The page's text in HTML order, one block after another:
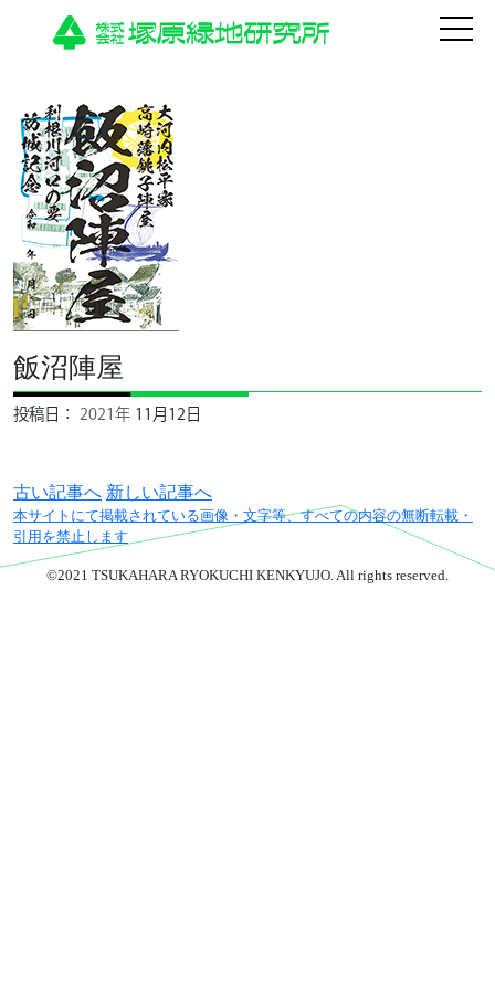
HOME
法人について
運営施設
御城印販売
Spot Tour デジタルスタンプラ
リー
飯沼陣屋
投稿日： 2021年 11月12日
古い記事へ 新しい記事へ
本サイトにて掲載されている画像・文字等、すべての内容の無断転載・
引用を禁止します
©2021 TSUKAHARA RYOKUCHI KENKYUJO. All rights reserved.